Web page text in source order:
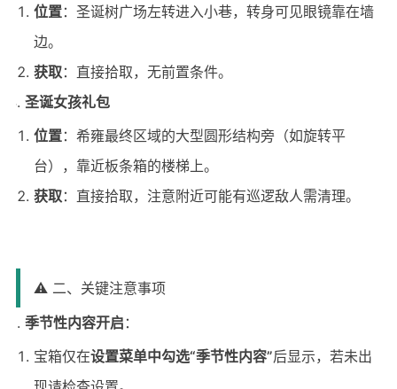
位置：圣诞树广场左转进入小巷，转身可见眼镜靠在墙
边。
获取：直接拾取，无前置条件。
圣诞女孩礼包
位置：希雍最终区域的大型圆形结构旁（如旋转平
台），靠近板条箱的楼梯上。
获取：直接拾取，注意附近可能有巡逻敌人需清理。
⚠️ 二、关键注意事项
季节性内容开启 ：
宝箱仅在设置菜单中勾选“季节性内容”后显示，若未出